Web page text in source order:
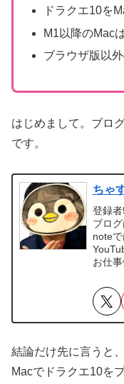
ドラクエ10を
M1以降のMac
ブラウザ版以
はじめまして。ブロ
です。
ちゃ
登録者
ブロ
note
お仕
結論だけ先に言うと
Macでドラクエ10を